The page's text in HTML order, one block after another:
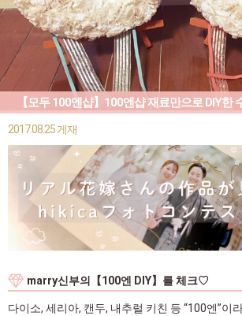
【모두 100엔샵】100엔샵 재료만으로 DIY한
2017.08.25 게재
marry신부의【100엔 DIY】를 체크♡
다이소, 세리아, 캔두, 내추럴 키친 등 “100엔”이